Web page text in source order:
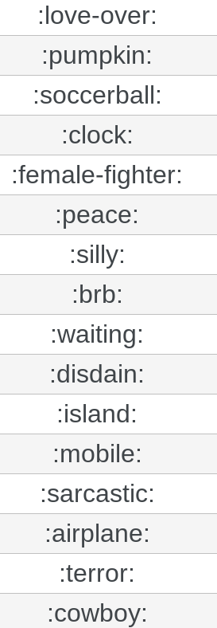
:love-over:
:pumpkin:
:soccerball:
:clock:
:female-fighter:
:peace:
:silly:
:brb:
:waiting:
:disdain:
:island:
:mobile:
:sarcastic:
:airplane:
:terror:
:cowboy: